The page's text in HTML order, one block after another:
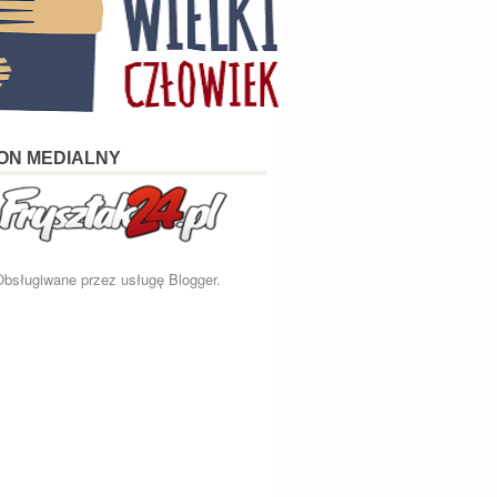
MEDIALNY
przez usługę Blogger.